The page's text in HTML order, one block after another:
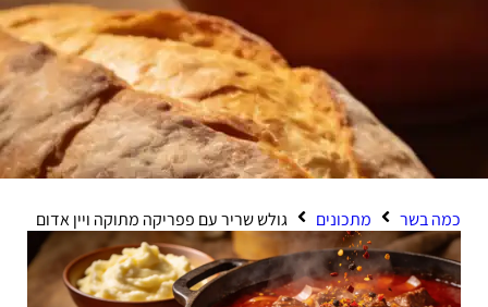
בשר מתכונים גולש שריר עם פפריקה מתוקה ויין אדום